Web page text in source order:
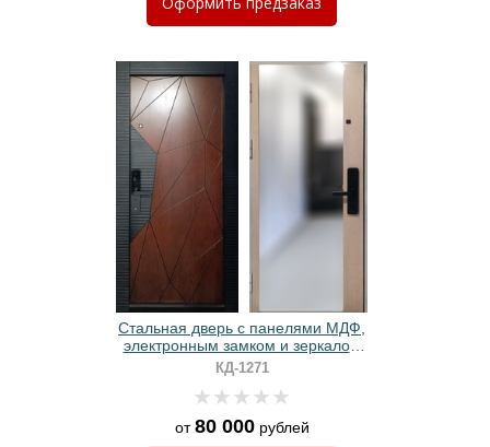
Стальная дверь с панелями МДФ,
электронным замком и зеркалом
(открывание внутрь)
КД-1271
от80 000рублей